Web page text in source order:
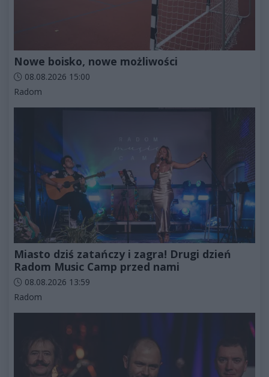
Nowe boisko, nowe możliwości
Data dodania artykułu:
08.08.2026 15:00
Kategorie artykułu:
Radom
Miasto dziś zatańczy i zagra! Drugi dzień
Radom Music Camp przed nami
Data dodania artykułu:
08.08.2026 13:59
Kategorie artykułu:
Radom